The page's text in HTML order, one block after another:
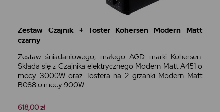
Zestaw Czajnik + Toster Kohersen Modern Matt
czarny
Zestaw śniadaniowego, małego AGD marki Kohersen.
Składa się z Czajnika elektrycznego Modern Matt A451 o
mocy 3000W oraz Tostera na 2 grzanki Modern Matt
B088 o mocy 900W.
618,00 zł